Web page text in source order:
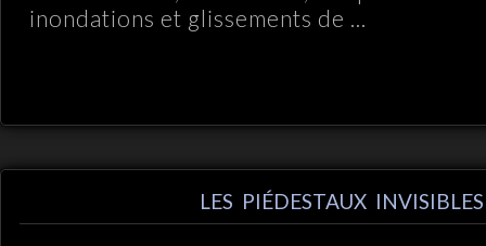
inondations et glissements de ...
LES PIÉDESTAUX INVISIBLES